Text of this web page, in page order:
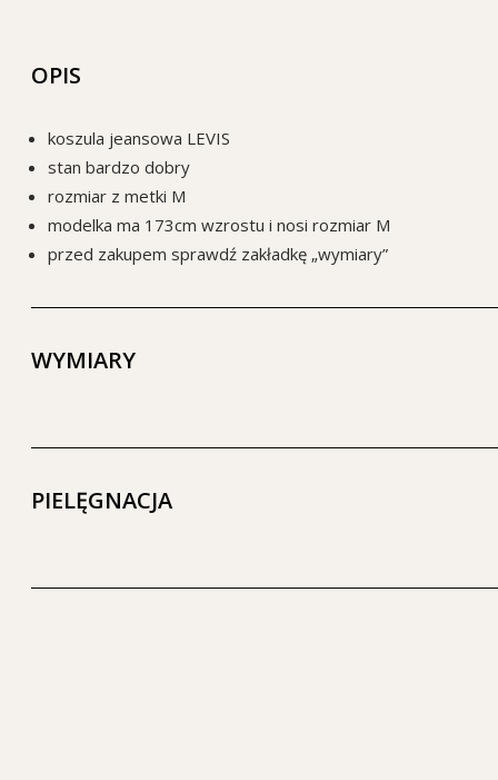
OPIS
koszula jeansowa LEVIS
stan bardzo dobry
rozmiar z metki M
modelka ma 173cm wzrostu i nosi rozmiar M
przed zakupem sprawdź zakładkę „wymiary”
WYMIARY
PIELĘGNACJA